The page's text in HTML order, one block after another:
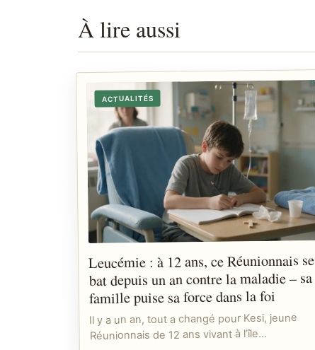
À lire aussi
ACTUALITÉS
Leucémie : à 12 ans, ce Réunionnais se
bat depuis un an contre la maladie – sa
famille puise sa force dans la foi
Il y a un an, tout a changé pour Kesi, jeune
Réunionnais de 12 ans vivant à l’île…